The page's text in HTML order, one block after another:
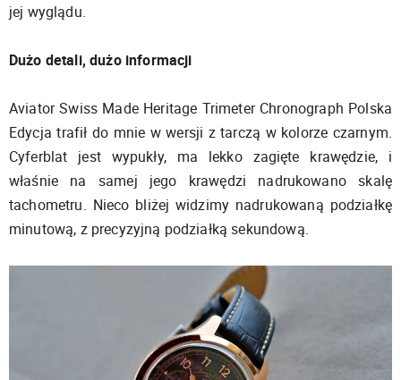
jej wyglądu.
Dużo detali, dużo informacji
Aviator Swiss Made Heritage Trimeter Chronograph Polska
Edycja trafił do mnie w wersji z tarczą w kolorze czarnym.
Cyferblat jest wypukły, ma lekko zagięte krawędzie, i
właśnie na samej jego krawędzi nadrukowano skalę
tachometru. Nieco bliżej widzimy nadrukowaną podziałkę
minutową, z precyzyjną podziałką sekundową.